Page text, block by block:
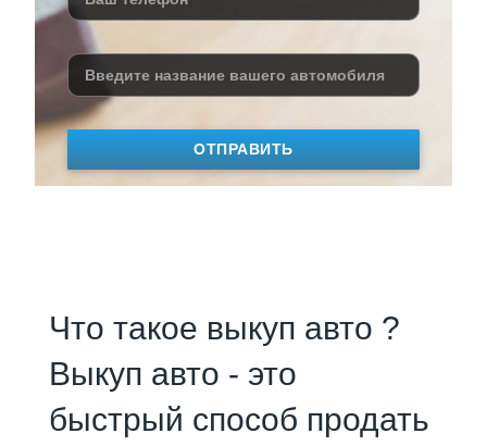
ОТПРАВИТЬ
Что такое выкуп авто ?
Выкуп авто - это
быстрый способ продать